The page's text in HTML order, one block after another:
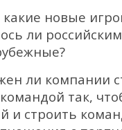
какие новые
ли российским
ли компании
так,
и строить